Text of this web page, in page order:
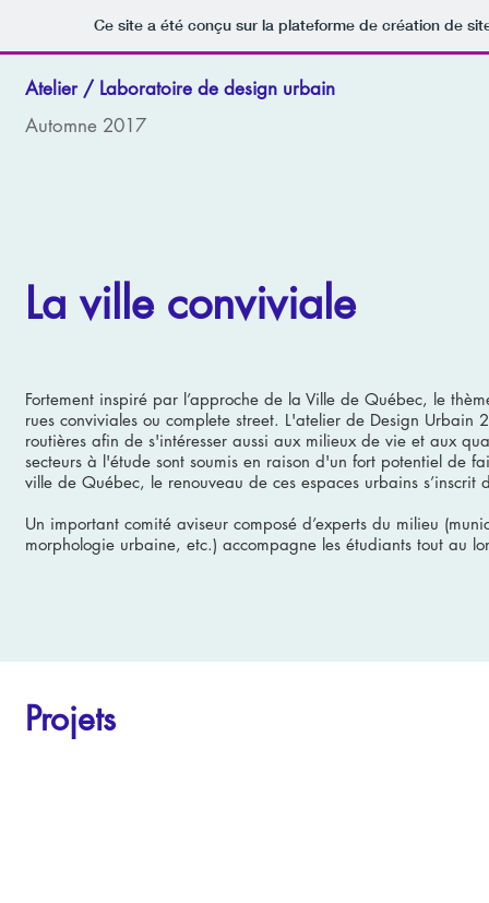
Ce site a été conçu sur la plateforme de création de
Atelier / Laboratoire de design urbain
Automne 2017
La ville conviviale
Fortement inspiré par l’approche de la Ville de Québec, le
rues conviviales ou complete street. L'atelier de Design
routières afin de s'intéresser aussi aux milieux de vie et aux
secteurs à l'étude sont soumis en raison d'un fort potentiel de
ville de Québec, le renouveau de ces espaces urbains
Un important comité aviseur composé d’experts du milieu
morphologie urbaine, etc.) accompagne les étudiants tout au
Projets